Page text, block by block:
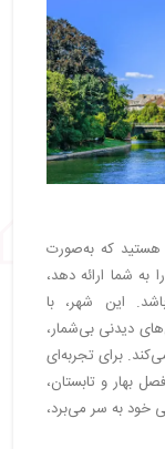
هستید که به‌صورت
شما ارائه دهد،
این شهر، با
دیدنی بی‌شمار،
برای تجربه‌ای
بهار و تابستان،
خود به سر می‌برد،